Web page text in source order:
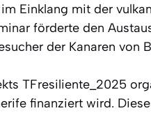
Einklang mit der
förderte den
der Kanaren von
TFresiliente_2025
finanziert wird.